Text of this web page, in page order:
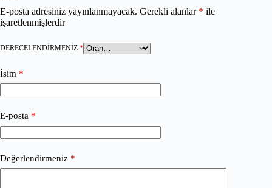
E-posta adresiniz yayınlanmayacak. Gerekli alanlar * ile
işaretlenmişlerdir
DERECELENDIRMENIZ *
İsim *
E-posta *
Değerlendirmeniz *